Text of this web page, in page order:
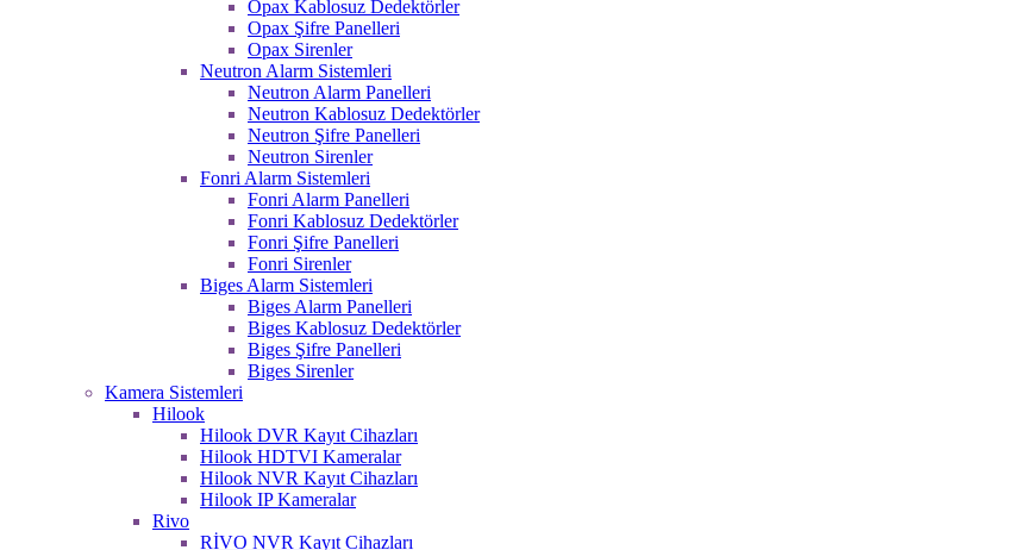
Opax Kablosuz Dedektörler
Opax Şifre Panelleri
Opax Sirenler
Neutron Alarm Sistemleri
Neutron Alarm Panelleri
Neutron Kablosuz Dedektörler
Neutron Şifre Panelleri
Neutron Sirenler
Fonri Alarm Sistemleri
Fonri Alarm Panelleri
Fonri Kablosuz Dedektörler
Fonri Şifre Panelleri
Fonri Sirenler
Biges Alarm Sistemleri
Biges Alarm Panelleri
Biges Kablosuz Dedektörler
Biges Şifre Panelleri
Biges Sirenler
Kamera Sistemleri
Hilook
Hilook DVR Kayıt Cihazları
Hilook HDTVI Kameralar
Hilook NVR Kayıt Cihazları
Hilook IP Kameralar
Rivo
RİVO NVR Kayıt Cihazları